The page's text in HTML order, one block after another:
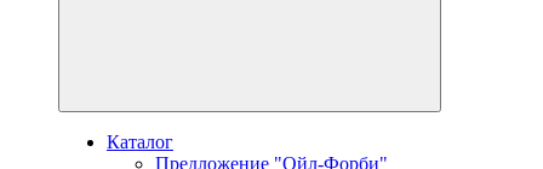
Каталог
Предложение "Ойл-Форби"